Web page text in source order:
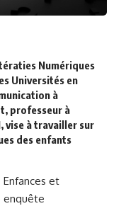
Numériques
Universités en
à
professeur à
vise à travailler sur
des enfants
Enfances et
enquête